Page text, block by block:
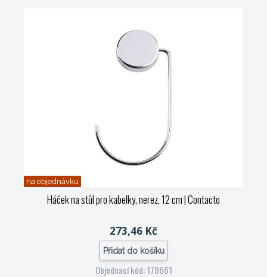
na objednávku
Háček na stůl pro kabelky, nerez, 12 cm| Contacto
273,46 Kč
Přidat do košíku
Objednací kód: 178661